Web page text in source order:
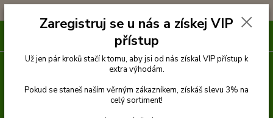
Zaregistruj se u nás a získej VIP
přístup
Už jen pár kroků stačí k tomu, aby jsi od nás získal VIP přístup k
extra výhodám.
Pokud se staneš naším věrným zákazníkem, získáš slevu 3% na
celý sortiment!